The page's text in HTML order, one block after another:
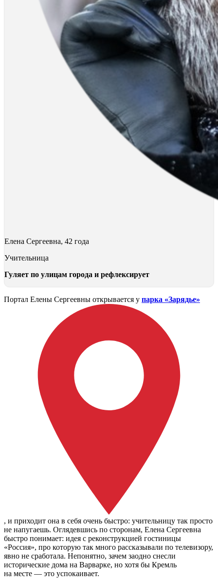
Елена Сергеевна, 42 года
Учительница
Гуляет по улицам города и рефлексирует
Портал Елены Сергеевны открывается у парка «Зарядье»
, и приходит она в себя очень быстро: учительницу так просто
не напугаешь. Оглядевшись по сторонам, Елена Сергеевна
быстро понимает: идея с реконструкцией гостиницы
«Россия», про которую так много рассказывали по телевизору,
явно не сработала. Непонятно, зачем заодно снесли
исторические дома на Варварке, но хотя бы Кремль
на месте — это успокаивает.